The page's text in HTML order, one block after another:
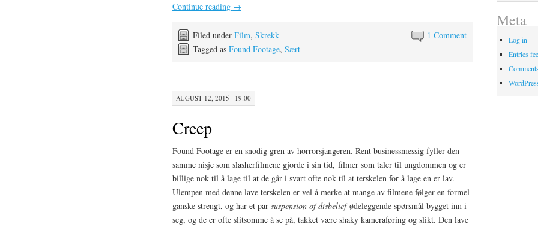
Continue reading →
1 Comment
Filed under Film, Skrekk
Tagged as Found Footage, Sært
AUGUST 12, 2015 · 19:00
Creep
Found Footage er en snodig gren av horrorsjangeren. Rent businessmessig fyller den
samme nisje som slasherfilmene gjorde i sin tid, filmer som taler til ungdommen og er
billige nok til å lage til at de går i svart ofte nok til at terskelen for å lage en er lav.
Ulempen med denne lave terskelen er vel å merke at mange av filmene følger en formel
ganske strengt, og har et par suspension of disbelief-ødeleggende spørsmål bygget inn i
seg, og de er ofte slitsomme å se på, takket være shaky kameraføring og slikt. Den lave
Meta
Log in
Entries